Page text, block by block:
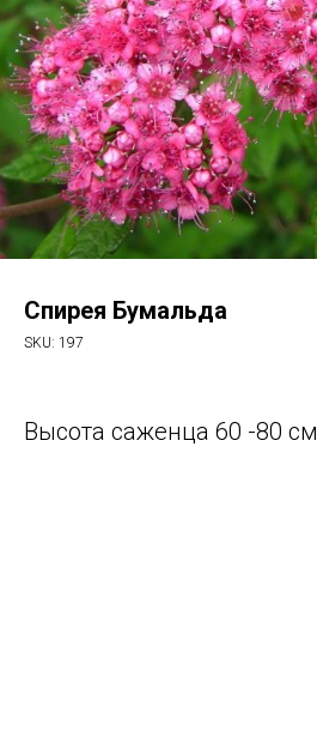
Спирея Бумальда
SKU: 197
Высота саженца 60 -80 см